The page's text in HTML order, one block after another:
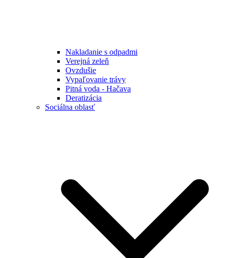
Nakladanie s odpadmi
Verejná zeleň
Ovzdušie
Vypaľovanie trávy
Pitná voda - Hačava
Deratizácia
Sociálna oblasť